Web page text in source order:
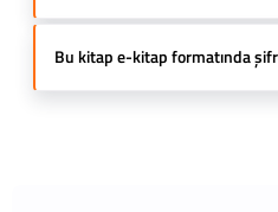
Bu kitap e-kitap formatında